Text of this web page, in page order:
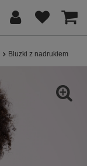
Bluzki z nadrukiem